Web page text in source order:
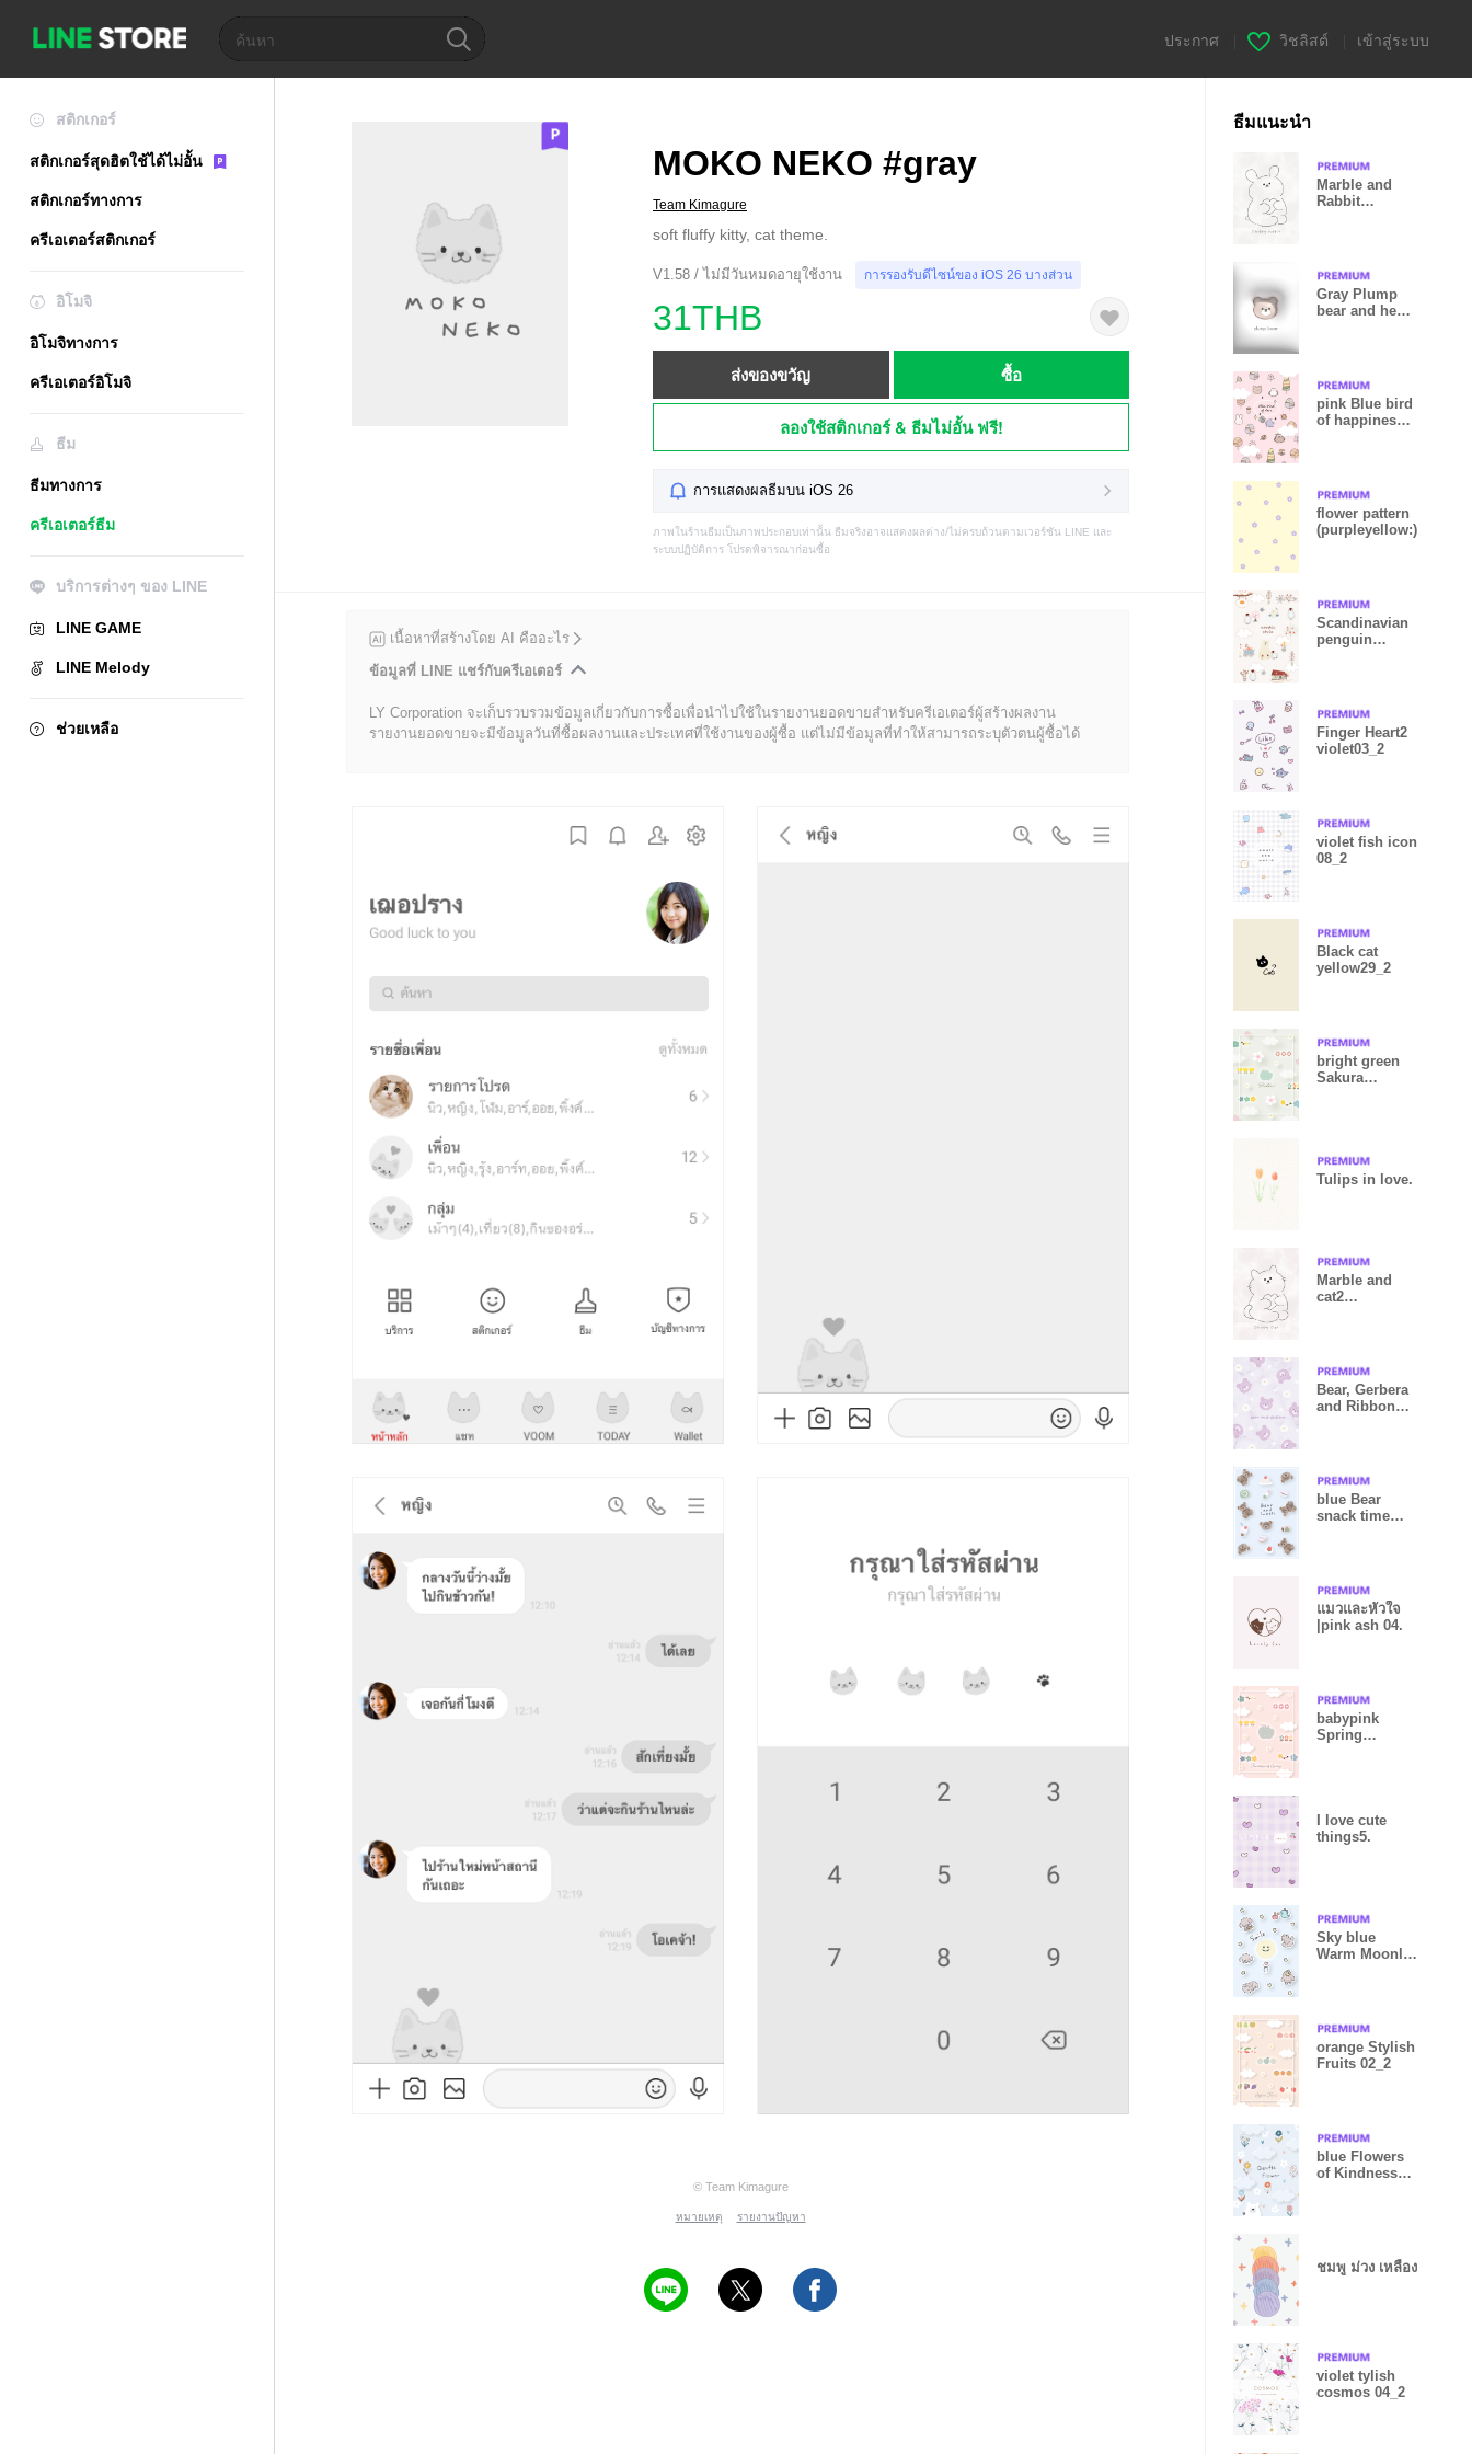
ประกาศ วิชลิสต์ เข้าสู่ระบบ
สติกเกอร์
สติกเกอร์สุดฮิตใช้ได้ไม่อั้น
สติกเกอร์ทางการ
ครีเอเตอร์สติกเกอร์
อิโมจิ
อิโมจิทางการ
ครีเอเตอร์อิโมจิ
ธีม
ธีมทางการ
ครีเอเตอร์ธีม
บริการต่างๆ ของ LINE
LINE GAME
LINE Melody
ช่วยเหลือ
MOKO NEKO #gray
Team Kimagure
soft fluffy kitty, cat theme.
V1.58 / ไม่มีวันหมดอายุใช้งาน การรองรับดีไซน์ของ iOS 26 บางส่วน
31THB
ส่งของขวัญ ซื้อ
ลองใช้สติกเกอร์ & ธีมไม่อั้น ฟรี!
การแสดงผลธีมบน iOS 26
ภาพในร้านธีมเป็นภาพประกอบเท่านั้น ธีมจริงอาจแสดงผลต่าง/ไม่ครบถ้วนตามเวอร์ชัน LINE และ
ระบบปฏิบัติการ โปรดพิจารณาก่อนซื้อ
เนื้อหาที่สร้างโดย AI คืออะไร
ข้อมูลที่ LINE แชร์กับครีเอเตอร์
LY Corporation จะเก็บรวบรวมข้อมูลเกี่ยวกับการซื้อเพื่อนำไปใช้ในรายงานยอดขายสำหรับครีเอเตอร์ผู้สร้างผลงาน
รายงานยอดขายจะมีข้อมูลวันที่ซื้อผลงานและประเทศที่ใช้งานของผู้ซื้อ แต่ไม่มีข้อมูลที่ทำให้สามารถระบุตัวตนผู้ซื้อได้
© Team Kimagure
หมายเหตุ รายงานปัญหา
ธีมแนะนำ
Marble and
Rabbit
Gray Plump
bear and heart
pink Blue bird
of happiness
flower pattern
(purpleyellow:)
Scandinavian
penguin
Finger Heart2
violet03_2
violet fish icon
08_2
Black cat
yellow29_2
bright green
Sakura
Tulips in love.
Marble and
cat2
Bear, Gerbera
and Ribbon
blue Bear
snack time
แมวและหัวใจ
|pink ash 04.
babypink
Spring
I love cute
things5.
Sky blue
Warm Moonlit
orange Stylish
Fruits 02_2
blue Flowers
of Kindness
ชมพู ม่วง เหลือง
violet tylish
cosmos 04_2